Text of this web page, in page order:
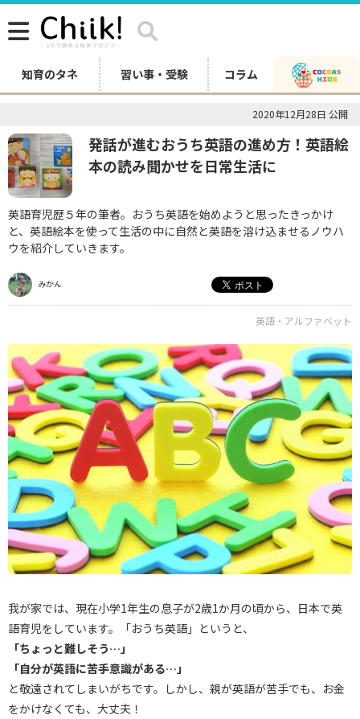
知育のタネ 習い事・受験 コラム
2020年12月28日 公開
発話が進むおうち英語の進め方！英語絵
本の読み聞かせを日常生活に
英語育児歴５年の筆者。おうち英語を始めようと思ったきっかけ
と、英語絵本を使って生活の中に自然と英語を溶け込ませるノウハ
ウを紹介していきます。
みかん
英語・アルファベット
我が家では、現在小学1年生の息子が2歳1か月の頃から、日本で英
語育児をしています。「おうち英語」というと、
「ちょっと難しそう…」
「自分が英語に苦手意識がある…」
と敬遠されてしまいがちです。しかし、親が英語が苦手でも、お金
をかけなくても、大丈夫！